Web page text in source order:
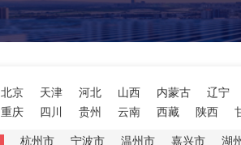
北京 天津 河北 山西 内蒙古
辽宁
重庆 四川 贵州 云南 西藏 陕西
杭州市 宁波市 温州市 嘉兴市 湖